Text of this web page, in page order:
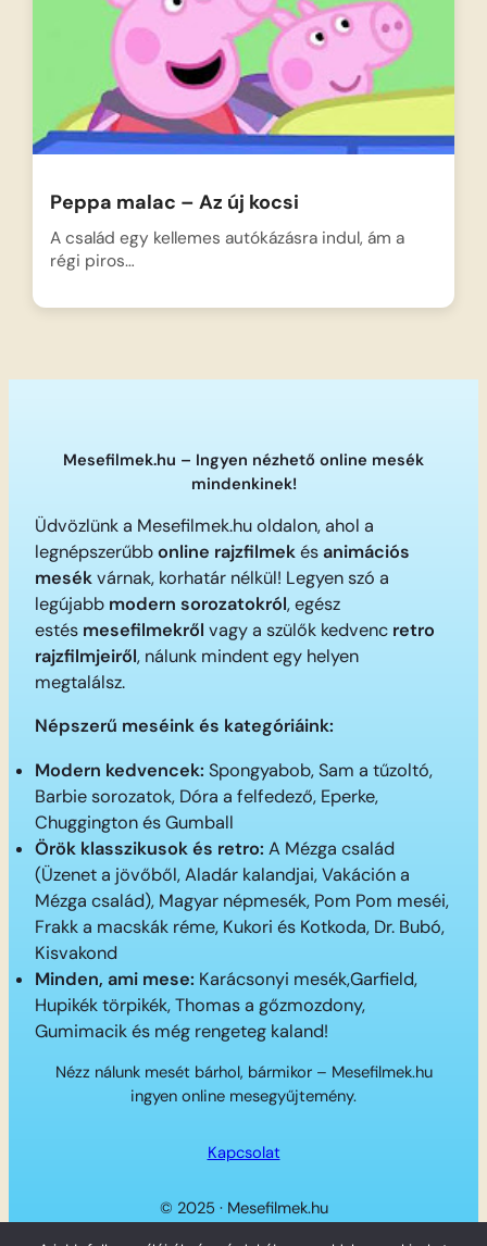
Peppa malac – Az új kocsi
A család egy kellemes autókázásra indul, ám a
régi piros…
Mesefilmek.hu – Ingyen nézhető online mesék
mindenkinek!
Üdvözlünk a Mesefilmek.hu oldalon, ahol a
legnépszerűbbonline rajzfilmekésanimációs
mesékvárnak, korhatár nélkül! Legyen szó a
legújabb modern sorozatokról, egész
estés mesefilmekről vagy a szülők kedvenc retro
rajzfilmjeiről, nálunk mindent egy helyen
megtalálsz.
Népszerű meséink és kategóriáink:
Modern kedvencek: Spongyabob, Sam a tűzoltó,
Barbie sorozatok, Dóra a felfedező, Eperke,
Chuggington és Gumball
Örök klasszikusok és retro: A Mézga család
(Üzenet a jövőből, Aladár kalandjai, Vakáción a
Mézga család), Magyar népmesék, Pom Pom meséi,
Frakk a macskák réme, Kukori és Kotkoda, Dr. Bubó,
Kisvakond
Minden, ami mese: Karácsonyi mesék,Garfield,
Hupikék törpikék, Thomas a gőzmozdony,
Gumimacik és még rengeteg kaland!
Nézz nálunk mesét bárhol, bármikor – Mesefilmek.hu
ingyen online mesegyűjtemény.
Kapcsolat
© 2025 · Mesefilmek.hu